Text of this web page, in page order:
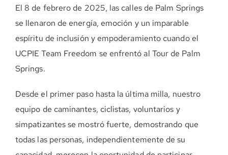
El 8 de febrero de 2025, las calles de Palm Springs
se llenaron de energía, emoción y un imparable
espíritu de inclusión y empoderamiento cuando el
UCPIE Team Freedom se enfrentó al Tour de Palm
Springs.
Desde el primer paso hasta la última milla, nuestro
equipo de caminantes, ciclistas, voluntarios y
simpatizantes se mostró fuerte, demostrando que
todas las personas, independientemente de su